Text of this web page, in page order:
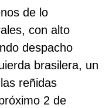
de lo
con alto
despacho
brasilera, un
reñidas
2 de